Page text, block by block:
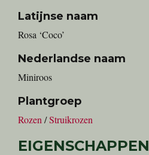
Latijnse naam
Rosa ‘Coco’
Nederlandse naam
miniroos
Plantgroep
Rozen /Struikrozen
EIGENSCHAPPEN